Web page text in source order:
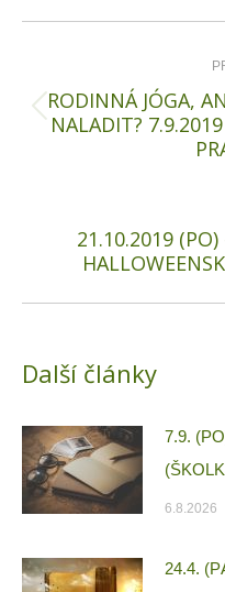
navigation
RODINNÁ JÓGA,
NALADIT?
21.10.2019 (PO)
Další články
7.9.
6.8.2026
24.4.